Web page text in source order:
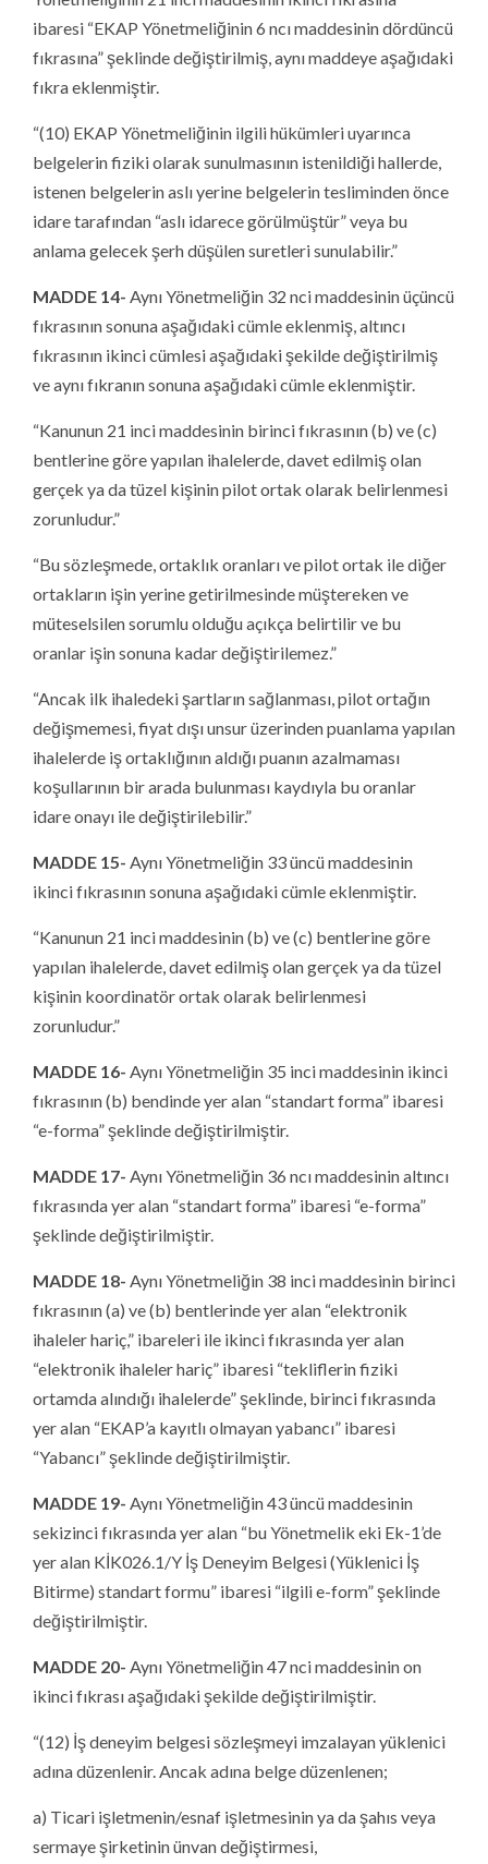
ibaresi “EKAP Yönetmeliğinin 6 ncı maddesinin dördüncü
fıkrasına” şeklinde değiştirilmiş, aynı maddeye aşağıdaki
fıkra eklenmiştir.
“(10) EKAP Yönetmeliğinin ilgili hükümleri uyarınca
belgelerin fiziki olarak sunulmasının istenildiği hallerde,
istenen belgelerin aslı yerine belgelerin tesliminden önce
idare tarafından “aslı idarece görülmüştür” veya bu
anlama gelecek şerh düşülen suretleri sunulabilir.”
MADDE 14- Aynı Yönetmeliğin 32 nci maddesinin üçüncü
fıkrasının sonuna aşağıdaki cümle eklenmiş, altıncı
fıkrasının ikinci cümlesi aşağıdaki şekilde değiştirilmiş
ve aynı fıkranın sonuna aşağıdaki cümle eklenmiştir.
“Kanunun 21 inci maddesinin birinci fıkrasının (b) ve (c)
bentlerine göre yapılan ihalelerde, davet edilmiş olan
gerçek ya da tüzel kişinin pilot ortak olarak belirlenmesi
zorunludur.”
“Bu sözleşmede, ortaklık oranları ve pilot ortak ile diğer
ortakların işin yerine getirilmesinde müştereken ve
müteselsilen sorumlu olduğu açıkça belirtilir ve bu
oranlar işin sonuna kadar değiştirilemez.”
“Ancak ilk ihaledeki şartların sağlanması, pilot ortağın
değişmemesi, fiyat dışı unsur üzerinden puanlama yapılan
ihalelerde iş ortaklığının aldığı puanın azalmaması
koşullarının bir arada bulunması kaydıyla bu oranlar
idare onayı ile değiştirilebilir.”
MADDE 15- Aynı Yönetmeliğin 33 üncü maddesinin
ikinci fıkrasının sonuna aşağıdaki cümle eklenmiştir.
“Kanunun 21 inci maddesinin (b) ve (c) bentlerine göre
yapılan ihalelerde, davet edilmiş olan gerçek ya da tüzel
kişinin koordinatör ortak olarak belirlenmesi
zorunludur.”
MADDE 16- Aynı Yönetmeliğin 35 inci maddesinin ikinci
fıkrasının (b) bendinde yer alan “standart forma” ibaresi
“e-forma” şeklinde değiştirilmiştir.
MADDE 17- Aynı Yönetmeliğin 36 ncı maddesinin altıncı
fıkrasında yer alan “standart forma” ibaresi “e-forma”
şeklinde değiştirilmiştir.
MADDE 18- Aynı Yönetmeliğin 38 inci maddesinin birinci
fıkrasının (a) ve (b) bentlerinde yer alan “elektronik
ihaleler hariç,” ibareleri ile ikinci fıkrasında yer alan
“elektronik ihaleler hariç” ibaresi “tekliflerin fiziki
ortamda alındığı ihalelerde” şeklinde, birinci fıkrasında
yer alan “EKAP’a kayıtlı olmayan yabancı” ibaresi
“Yabancı” şeklinde değiştirilmiştir.
MADDE 19- Aynı Yönetmeliğin 43 üncü maddesinin
sekizinci fıkrasında yer alan “bu Yönetmelik eki Ek-1’de
yer alan KİK026.1/Y İş Deneyim Belgesi (Yüklenici İş
Bitirme) standart formu” ibaresi “ilgili e-form” şeklinde
değiştirilmiştir.
MADDE 20- Aynı Yönetmeliğin 47 nci maddesinin on
ikinci fıkrası aşağıdaki şekilde değiştirilmiştir.
“(12) İş deneyim belgesi sözleşmeyi imzalayan yüklenici
adına düzenlenir. Ancak adına belge düzenlenen;
a) Ticari işletmenin/esnaf işletmesinin ya da şahıs veya
sermaye şirketinin ünvan değiştirmesi,